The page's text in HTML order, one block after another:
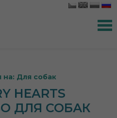
на: Для собак
HEARTS
ДЛЯ СОБАК